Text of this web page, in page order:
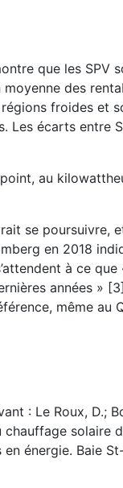
que les SPV
des
froides et
Les écarts entre
au
se poursuivre,
en 2018
à ce
années »
même au
: Le Roux, D.;
solaire
énergie. Baie